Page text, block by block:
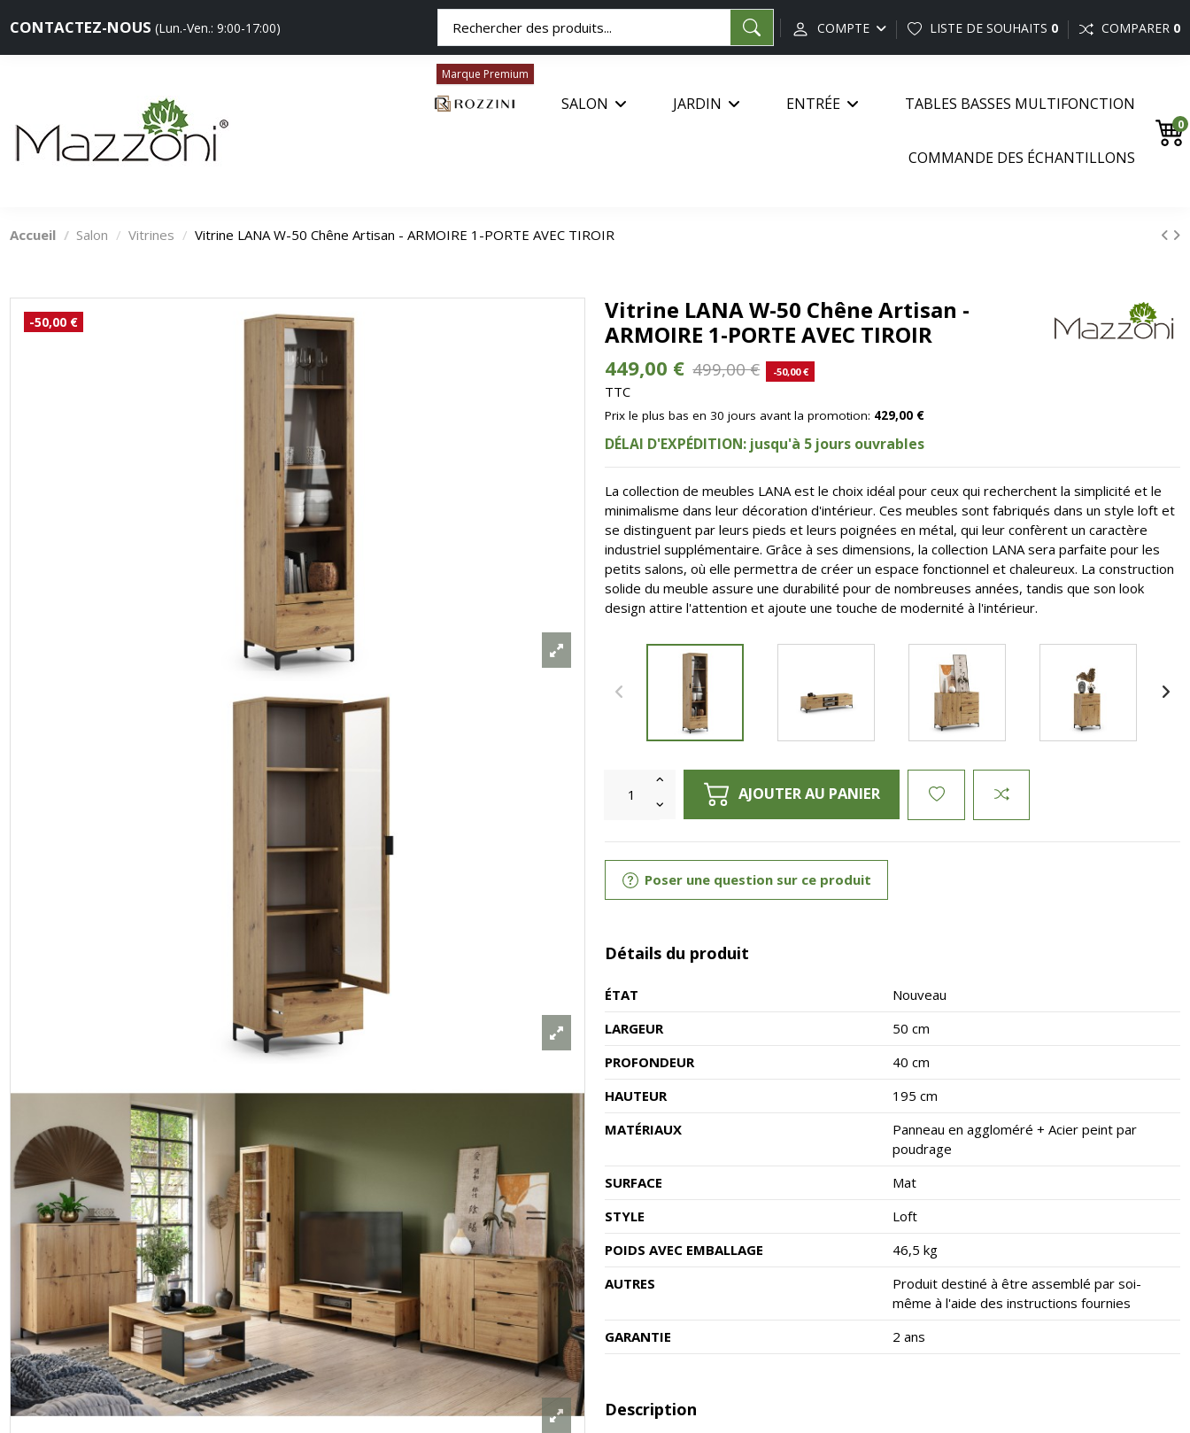
CONTACTEZ-NOUS (Lun.-Ven.: 9:00-17:00) COMPTE LISTE DE SOUHAITS 0 COMPARER 0
Marque Premium
SALON JARDIN ENTRÉE TABLES BASSES MULTIFONCTION
COMMANDE DES ÉCHANTILLONS
0
Accueil Salon Vitrines Vitrine LANA W-50 Chêne Artisan - ARMOIRE 1-PORTE AVEC TIROIR
-50,00 €
Vitrine LANA W-50 Chêne Artisan -
ARMOIRE 1-PORTE AVEC TIROIR
449,00 € 499,00 € -50,00 €
TTC
Prix le plus bas en 30 jours avant la promotion: 429,00 €
DÉLAI D'EXPÉDITION: jusqu'à 5 jours ouvrables
La collection de meubles LANA est le choix idéal pour ceux qui recherchent la simplicité et le
minimalisme dans leur décoration d'intérieur. Ces meubles sont fabriqués dans un style loft et
se distinguent par leurs pieds et leurs poignées en métal, qui leur confèrent un caractère
industriel supplémentaire. Grâce à ses dimensions, la collection LANA sera parfaite pour les
petits salons, où elle permettra de créer un espace fonctionnel et chaleureux. La construction
solide du meuble assure une durabilité pour de nombreuses années, tandis que son look
design attire l'attention et ajoute une touche de modernité à l'intérieur.
AJOUTER AU PANIER
Poser une question sur ce produit
Détails du produit
ÉTAT
Nouveau
LARGEUR
50 cm
PROFONDEUR
40 cm
HAUTEUR
195 cm
MATÉRIAUX
Panneau en aggloméré + Acier peint par
poudrage
SURFACE
Mat
STYLE
Loft
POIDS AVEC EMBALLAGE
46,5 kg
AUTRES
Produit destiné à être assemblé par soi-
même à l'aide des instructions fournies
GARANTIE
2 ans
Description